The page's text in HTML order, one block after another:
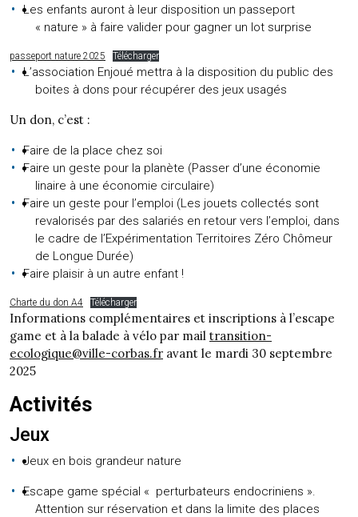
Les enfants auront à leur disposition un passeport
« nature » à faire valider pour gagner un lot surprise
passeport nature 2025 Télécharger
L’association Enjoué mettra à la disposition du public des
boites à dons pour récupérer des jeux usagés
Un don, c’est :
Faire de la place chez soi
Faire un geste pour la planète (Passer d’une économie
linaire à une économie circulaire)
Faire un geste pour l’emploi (Les jouets collectés sont
revalorisés par des salariés en retour vers l’emploi, dans
le cadre de l’Expérimentation Territoires Zéro Chômeur
de Longue Durée)
Faire plaisir à un autre enfant !
Charte du don A4 Télécharger
Informations complémentaires et inscriptions à l’escape
game et à la balade à vélo par mail transition-
ecologique@ville-corbas.fr avant le mardi 30 septembre
2025
Activités
Jeux
Jeux en bois grandeur nature
Escape game spécial « perturbateurs endocriniens ».
Attention sur réservation et dans la limite des places